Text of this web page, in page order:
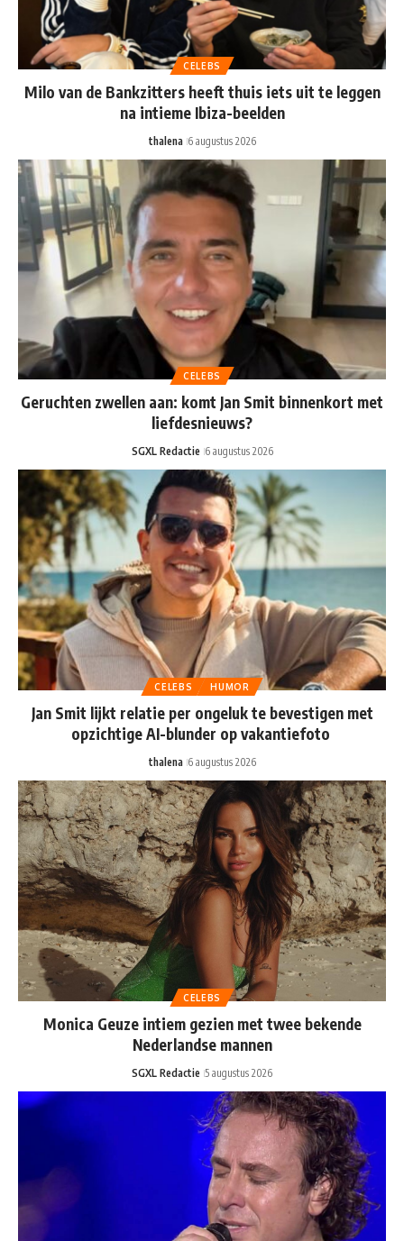
CELEBS
Milo van de Bankzitters heeft thuis iets uit te leggen
na intieme Ibiza-beelden
thalena 6 augustus 2026
CELEBS
Geruchten zwellen aan: komt Jan Smit binnenkort met
liefdesnieuws?
SGXL Redactie 6 augustus 2026
CELEBS HUMOR
Jan Smit lijkt relatie per ongeluk te bevestigen met
opzichtige AI-blunder op vakantiefoto
thalena 6 augustus 2026
CELEBS
Monica Geuze intiem gezien met twee bekende
Nederlandse mannen
SGXL Redactie 5 augustus 2026